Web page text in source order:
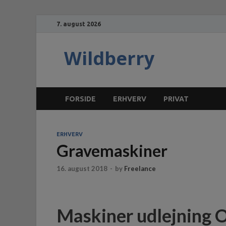
7. august 2026
Wildberry
FORSIDE ERHVERV PRIVAT
ERHVERV
Gravemaskiner
16. august 2018 - by Freelance
Maskiner udlejning